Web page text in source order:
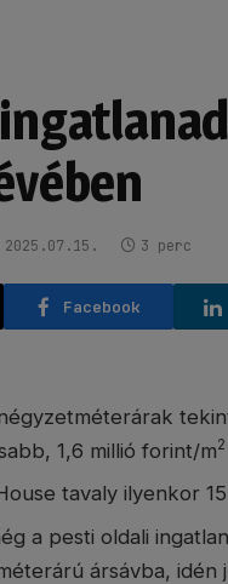
2025.07.15. 3 perc
Facebook
1,6 millió forint/m2
tavaly ilyenkor
a pesti oldali
ársávba, idén